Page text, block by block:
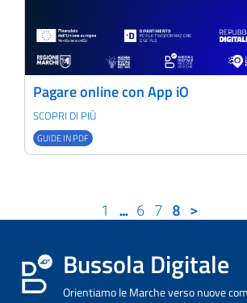
Pagare online con App iO
SCOPRI DI PIÙ
GUIDE IN PDF
1 … 6 7 8 >
Bussola Digitale
Orientiamo le Marche verso nuove